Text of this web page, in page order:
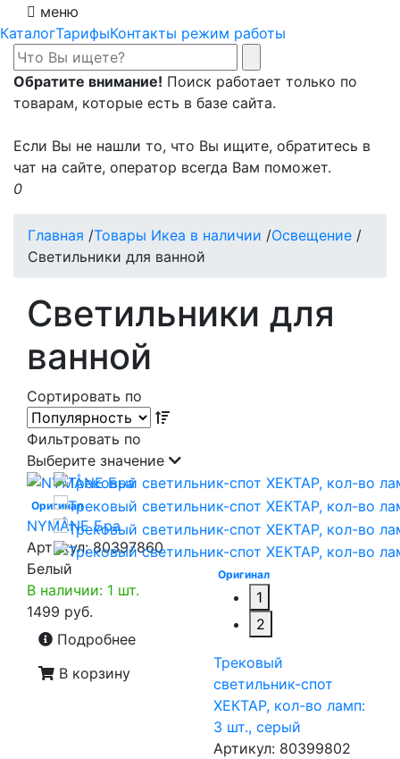
меню
КаталогТарифыКонтакты режим работы
Обратите внимание! Поиск работает только по
товарам, которые есть в базе сайта.
Если Вы не нашли то, что Вы ищите, обратитесь в
чат на сайте, оператор всегда Вам поможет.
0
Главная /Товары Икеа в наличии /Освещение /
Светильники для ванной
Светильники для
ванной
Сортировать по
Фильтровать по
Выберите значение
Оригинал
NYMÅNE Бра
Артикул:80397860
Белый
В наличии: 1 шт.
1499 руб.
Подробнее
В корзину
Оригинал
1
2
Трековый
светильник-спот
ХЕКТАР, кол-во ламп:
3 шт., серый
Артикул: 80399802